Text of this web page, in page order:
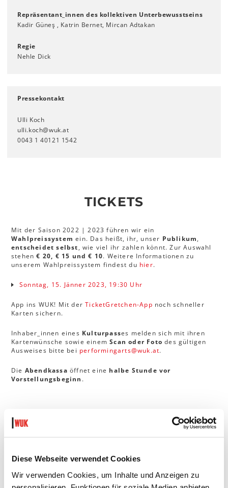
Diese Webseite verwendet Cookies
Wir verwenden Cookies, um Inhalte und Anzeigen zu
Repräsentant_innen des kollektiven Unterbewusstseins
Kadir Güneş , Katrin Bernet, Mircan Adtakan
Regie
Nehle Dick
Pressekontakt
Ulli Koch
ulli.koch@wuk.at
0043 1 40121 1542
TICKETS
Mit der Saison 2022 | 2023 führen wir ein
Wahlpreissystemein. Das heißt, ihr, unser Publikum,
entscheidet selbst, wie viel ihr zahlen könnt. Zur Auswahl
stehen€ 20, € 15 und € 10. Weitere Informationen zu
unserem Wahlpreissystem findest du hier.
Sonntag, 15. Jänner 2023, 19:30 Uhr
App ins WUK! Mit derTicketGretchen-App noch schneller
Karten sichern.
Inhaber_innen eines Kulturpasses melden sich mit ihren
Kartenwünsche sowie einemScan oder Foto des gültigen
Ausweises bitte bei performingarts@wuk.at.
Die Abendkassaöffnet eine halbe Stunde vor
Vorstellungsbeginn .
Die Vorstellung ist in deutscher Lautsprache.
Für das Publikum stehen Sitzplätze auf Stühlen ohne
Armlehne zur Verfügung.